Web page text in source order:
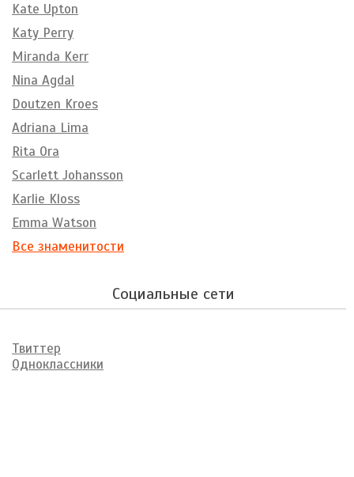
Kate Upton
Katy Perry
Miranda Kerr
Nina Agdal
Doutzen Kroes
Adriana Lima
Rita Ora
Scarlett Johansson
Karlie Kloss
Emma Watson
Все знаменитости
Социальные сети
Твиттер
Одноклассники